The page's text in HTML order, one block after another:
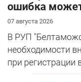
ошибка
07 августа 2026
В РУП
необходимости
при регистрации